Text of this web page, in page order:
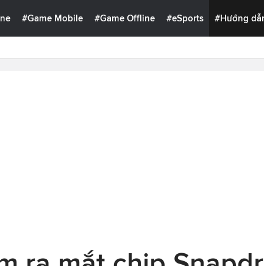
#Game Mobile #Game Offline #eSports #Hướng